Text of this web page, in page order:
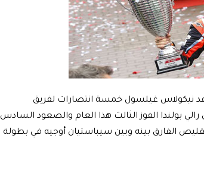
نيكولاس غيلسول خمسة انتصارات لفريق
بولندا الفوز الثالث هذا العام والصعود السادس
الفارق بينه وبين سيباستيان أوجيه في بطولة